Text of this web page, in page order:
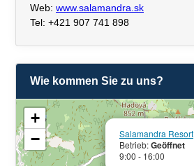
Web: www.salamandra.sk
Tel: +421 907 741 898
Wie kommen Sie zu uns?
Salamandra Resort
Betrieb:Geöffnet
9:00 - 16:00
+
−